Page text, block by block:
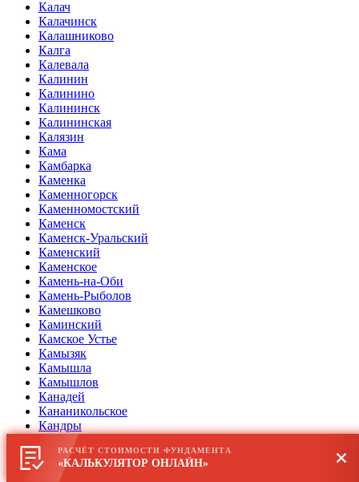
Калач
Калачинск
Калашниково
Калга
Калевала
Калинин
Калинино
Калининск
Калининская
Калязин
Кама
Камбарка
Каменка
Каменногорск
Каменномостский
Каменск
Каменск-Уральский
Каменский
Каменское
Камень-на-Оби
Камень-Рыболов
Камешково
Каминский
Камское Устье
Камызяк
Камышла
Камышлов
Канадей
Кананикольское
Кандры
Каневская
Кантемировка
Капустин Яр
РАСЧЁТ СТОИМОСТИ ФУНДАМЕНТА
«КАЛЬКУЛЯТОР ОНЛАЙН»